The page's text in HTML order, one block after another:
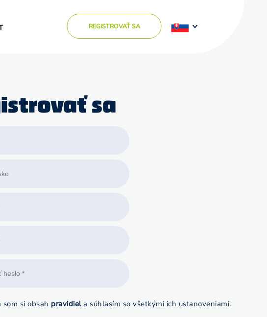
REGISTROVAŤ SA
sa
si obsah pravidiela súhlasím so všetkými ich ustanoveniami.